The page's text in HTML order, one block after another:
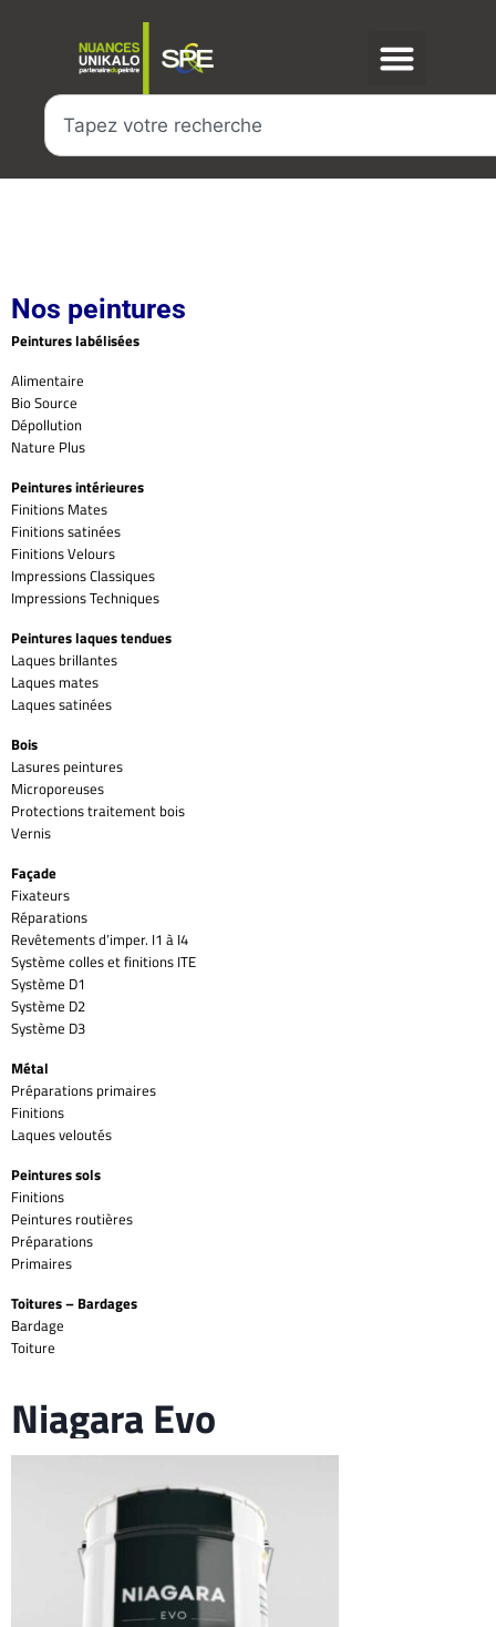
Nos peintures
Peintures labélisées
Alimentaire
Bio Source
Dépollution
Nature Plus
Peintures intérieures
Finitions Mates
Finitions satinées
Finitions Velours
Impressions Classiques
Impressions Techniques
Peintures laques tendues
Laques brillantes
Laques mates
Laques satinées
Bois
Lasures peintures
Microporeuses
Protections traitement bois
Vernis
Façade
Fixateurs
Réparations
Revêtements d’imper. I1 à I4
Système colles et finitions ITE
Système D1
Système D2
Système D3
Métal
Préparations primaires
Finitions
Laques veloutés
Peintures sols
Finitions
Peintures routières
Préparations
Primaires
Toitures – Bardages
Bardage
Toiture
Niagara Evo